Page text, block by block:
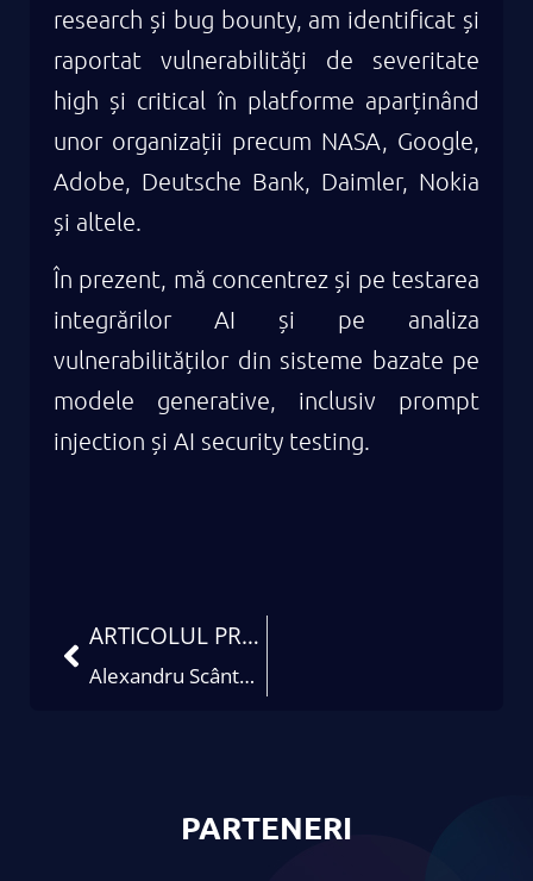
research și bug bounty, am identificat și
raportat vulnerabilități de severitate
high și critical în platforme aparținând
unor organizații precum NASA, Google,
Adobe, Deutsche Bank, Daimler, Nokia
și altele.
În prezent, mă concentrez și pe testarea
integrărilor AI și pe analiza
vulnerabilităților din sisteme bazate pe
modele generative, inclusiv prompt
injection și AI security testing.
ARTICOLUL PRECEDENT
Alexandru Scânteie
PARTENERI